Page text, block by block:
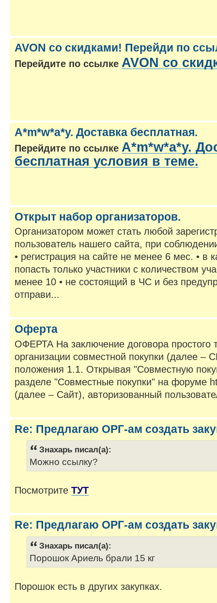
AVON со скидками! Перейди по
Перейдите по ссылке AVON со
A*m*w*a*y. Доставка бесплатная.
Перейдите по ссылке A*m*w*a*y.
бесплатная условия в теме.
Открыт набор организаторов.
Организатором может стать любой
пользователь нашего сайта, при
• регистрация на сайте не менее 6 мес. • в
попасть только участники с количеством
менее 10 • не состоящий в ЧС и без
отправи...
Оферта
ОФЕРТА На заключение договора простого
организации совместной покупки (далее –
положения 1.1. Открывая "Совместную
разделе "Совместные покупки" на форуме
(далее – Сайт), авторизованный
Re: Предлагаю ОРГ-ам создать
Знахарь писал(а):
Можно ссылку?
Посмотрите ТУТ
Re: Предлагаю ОРГ-ам создать
Знахарь писал(а):
Порошок Ариель брали 15 кг
Порошок есть в других закупках.